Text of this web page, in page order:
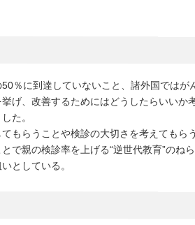
％に到達していないこと、諸外国ではが
げ、改善するためにはどうしたらいいか
た。
もらうことや検診の大切さを考えてもら
で親の検診率を上げる“逆世代教育”のね
としている。